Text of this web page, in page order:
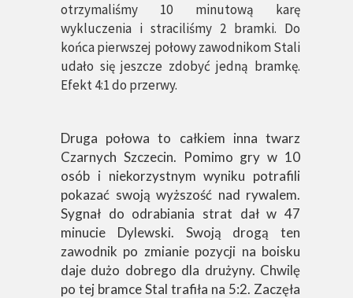
otrzymaliśmy 10 minutową karę
wykluczenia i straciliśmy 2 bramki. Do
końca pierwszej połowy zawodnikom Stali
udało się jeszcze zdobyć jedną bramkę.
Efekt 4:1 do przerwy.
Druga połowa to całkiem inna twarz
Czarnych Szczecin. Pomimo gry w 10
osób i niekorzystnym wyniku potrafili
pokazać swoją wyższość nad rywalem.
Sygnał do odrabiania strat dał w 47
minucie Dylewski. Swoją drogą ten
zawodnik po zmianie pozycji na boisku
daje dużo dobrego dla drużyny. Chwilę
po tej bramce Stal trafiła na 5:2. Zaczęła